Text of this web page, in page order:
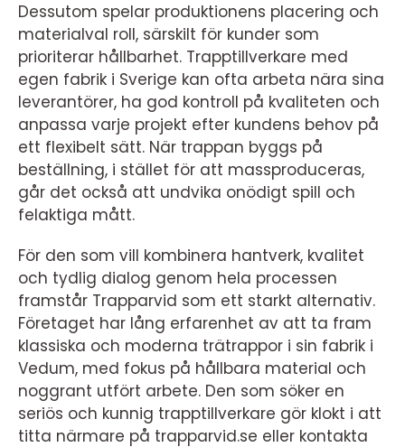
Dessutom spelar produktionens placering och
materialval roll, särskilt för kunder som
prioriterar hållbarhet. Trapptillverkare med
egen fabrik i Sverige kan ofta arbeta nära sina
leverantörer, ha god kontroll på kvaliteten och
anpassa varje projekt efter kundens behov på
ett flexibelt sätt. När trappan byggs på
beställning, i stället för att massproduceras,
går det också att undvika onödigt spill och
felaktiga mått.
För den som vill kombinera hantverk, kvalitet
och tydlig dialog genom hela processen
framstår Trapparvid som ett starkt alternativ.
Företaget har lång erfarenhet av att ta fram
klassiska och moderna trätrappor i sin fabrik i
Vedum, med fokus på hållbara material och
noggrant utfört arbete. Den som söker en
seriös och kunnig trapptillverkare gör klokt i att
titta närmare på trapparvid.se eller kontakta